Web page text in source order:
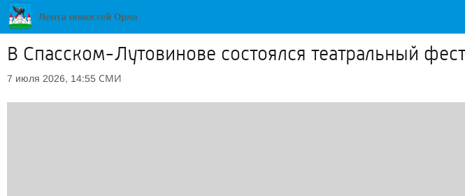
В Спасском-Лутовинове состоялся театральный
7 июля 2026, 14:55 СМИ